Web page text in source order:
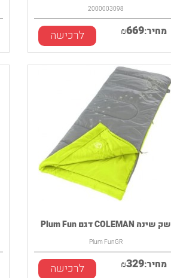
2000003098
מחיר: ₪669 לרכישה
שק שינה COLEMAN דגם Plum Fun
Plum FunGR
מחיר: ₪329 לרכישה